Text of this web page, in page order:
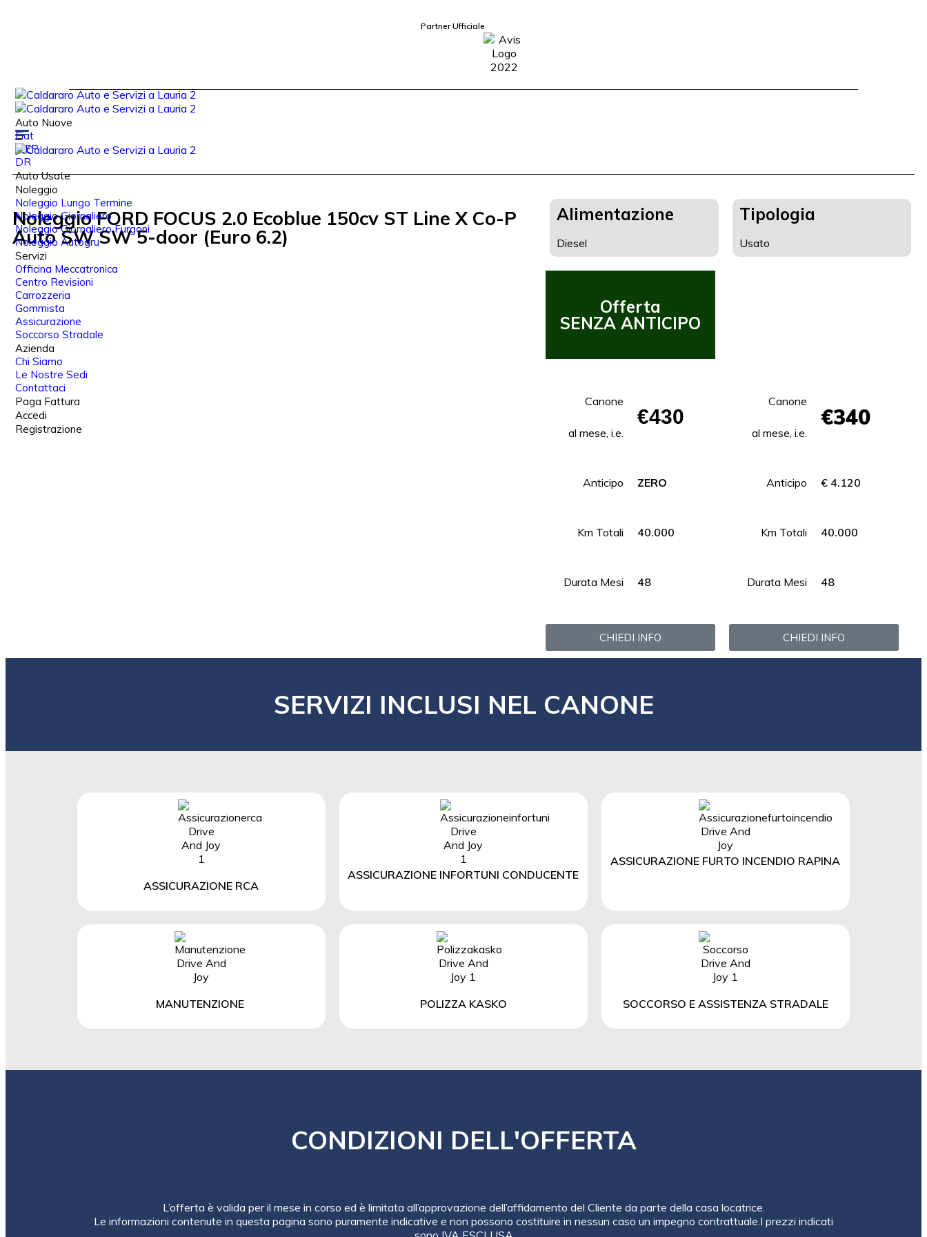
Partner Ufficiale
Auto Nuove
Fiat
JEEP
DR
Auto Usate
Noleggio
Noleggio Lungo Termine
Noleggio Giornaliero
Noleggio Giornaliero Furgoni
Noleggio Autogru
Servizi
Officina Meccatronica
Centro Revisioni
Carrozzeria
Gommista
Assicurazione
Soccorso Stradale
Azienda
Chi Siamo
Le Nostre Sedi
Contattaci
Paga Fattura
Accedi
Registrazione
Noleggio FORD FOCUS 2.0 Ecoblue 150cv ST Line X Co-P
Auto SW SW 5-door (Euro 6.2)
Alimentazione
Diesel
Tipologia
Usato
Offerta
SENZA ANTICIPO
Canone
al mese, i.e.
€430
Anticipo ZERO
Km Totali 40.000
Durata Mesi 48
CHIEDI INFO
Canone
al mese, i.e.
€340
Anticipo € 4.120
Km Totali 40.000
Durata Mesi 48
CHIEDI INFO
SERVIZI INCLUSI NEL CANONE
ASSICURAZIONE RCA
ASSICURAZIONE INFORTUNI CONDUCENTE
ASSICURAZIONE FURTO INCENDIO RAPINA
MANUTENZIONE POLIZZA KASKO SOCCORSO E ASSISTENZA STRADALE
CONDIZIONI DELL'OFFERTA
L’offerta è valida per il mese in corso ed è limitata all’approvazione dell’affidamento del Cliente da parte della casa locatrice.
Le informazioni contenute in questa pagina sono puramente indicative e non possono costituire in nessun caso un impegno contrattuale.I prezzi indicati